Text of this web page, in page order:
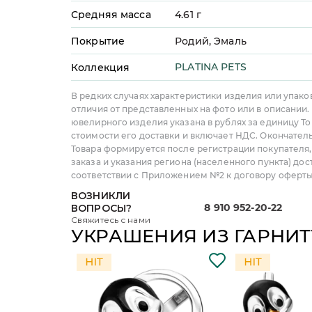
Средняя масса 4.61 г
Покрытие Родий, Эмаль
Коллекция PLATINA PETS
В редких случаях характеристики изделия или
отличия от представленных на фото или в
ювелирного изделия указана в рублях за единицу
стоимости его доставки и включает НДС.
Товара формируется после регистрации
заказа и указания региона (населенного пункта)
соответствии с Приложением №2 к договору
ВОЗНИКЛИ
ВОПРОСЫ?
Свяжитесь с нами
8 910 952-20-22
УКРАШЕНИЯ ИЗ